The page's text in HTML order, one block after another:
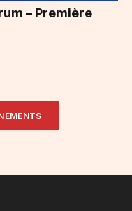
– Première